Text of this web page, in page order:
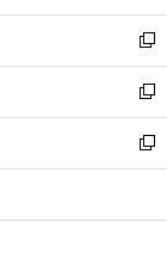
開
く
ウ
で
開
く
ン
ド
ウ
で
開
く
ウ
ィ
ン
ド
ウ
で
開
し
い
ウ
ィ
ン
ド
ウ
開
新
し
い
ウ
ィ
ン
ウ
新
し
い
ウ
ン
新
し
ウ